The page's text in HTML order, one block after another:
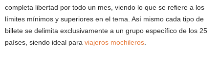
completa libertad por todo un mes, viendo lo que se refiere a los
límites mínimos y superiores en el tema. Así mismo cada tipo de
billete se delimita exclusivamente a un grupo específico de los 25
países, siendo ideal para viajeros mochileros